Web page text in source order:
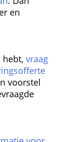
en
vraag
voorstel